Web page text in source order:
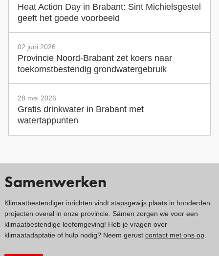
Heat Action Day in Brabant: Sint Michielsgestel
geeft het goede voorbeeld
02 juni 2026
Provincie Noord-Brabant zet koers naar
toekomstbestendig grondwatergebruik
28 mei 2026
Gratis drinkwater in Brabant met
watertappunten
Samenwerken
Klimaatbestendiger inrichten vindt stapsgewijs plaats in honderden
projecten overal in onze provincie. Sámen zorgen we voor een
klimaatbestendige leefomgeving! Heb je vragen over
klimaatadaptatie of hulp nodig? Neem gerust contact met ons op.